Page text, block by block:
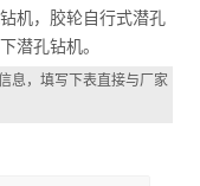
机，胶轮自行式潜孔
潜孔钻机。
息，填写下表直接与厂家